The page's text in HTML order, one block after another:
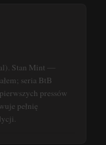
Stan Mint —
seria BtB
pressów
pełnię